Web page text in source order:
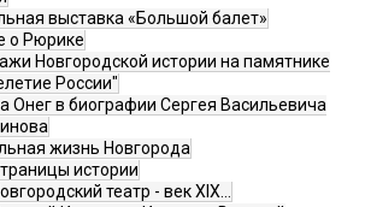
выставка «Большой балет»
о Рюрике
Новгородской истории на памятнике
России"
Онег в биографии Сергея Васильевича
жизнь Новгорода
истории
театр - век XIX…